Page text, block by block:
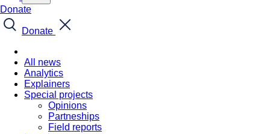
Donate
Donate
All news
Analytics
Explainers
Special projects
Opinions
Partneships
Field reports